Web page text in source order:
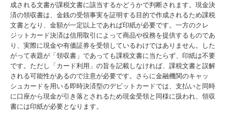
成される文書が課税文書に該当するかどうかで判断されます。現金決
済の領収書は、金銭の受領事実を証明する目的で作成されるため課税
文書となり、金額が一定以上であれば印紙が必要です。一方のクレ
ジットカード決済は信用取引によって商品や役務を提供するものであ
り、実際に現金や有価証券を受領しているわけではありません。した
がって表題が「領収書」であっても課税文書に当たらず、印紙は不要
です。ただし「カード利用」の旨を記載しなければ、課税文書と誤解
される可能性があるので注意が必要です。さらに金融機関のキャッ
シュカードを用いる即時決済型のデビットカードでは、支払いと同時
に口座から現金が引き落とされるため現金受領と同様に扱われ、領収
書には印紙が必要となります。